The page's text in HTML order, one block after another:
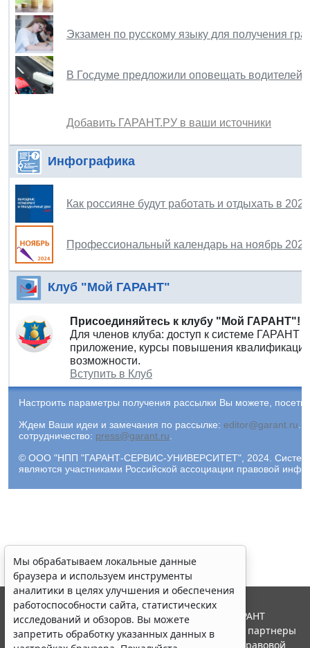
Экзамен по русскому языку для получения
В Госдуме предложили оповещать
Добавить ГАРАНТ.РУ в ваши источники
Инфографика
Как россияне будут работать и отдыхать в
Профессиональный календарь на ноябрь
Клуб "Мой ГАРАНТ"
Присоединяйтесь к клубу "Мой ГАРАНТ"!
Для членов клуба: доступ к системе ГАРАНТ
приложение, курсы повышения
возможности.
Вступить в Клуб
Настроить параметры получения рассылки Вы можете,
Ждем Ваши идеи и замечания по рассылке: editor@garant.ru
сотрудничество: press@garant.ru
© ООО "НПП "ГАРАНТ-СЕРВИС-УНИВЕРСИТЕТ", 2024. Система
являются участниками Российской ассоциации правовой
Мы обрабатываем локальные данные
браузера и используем инструменты
аналитики в целях улучшения и обеспечения
работоспособности сайта, статистических
исследований и обзоров. Вы можете
запретить обработку указанных данных в
© ООО "НПП "ГАРАНТ-СЕРВИС", 2026. Система ГАРАНТ
выпускается с 1990 года. Компания "Гарант" и ее партнеры
являются участниками Российской ассоциации правовой